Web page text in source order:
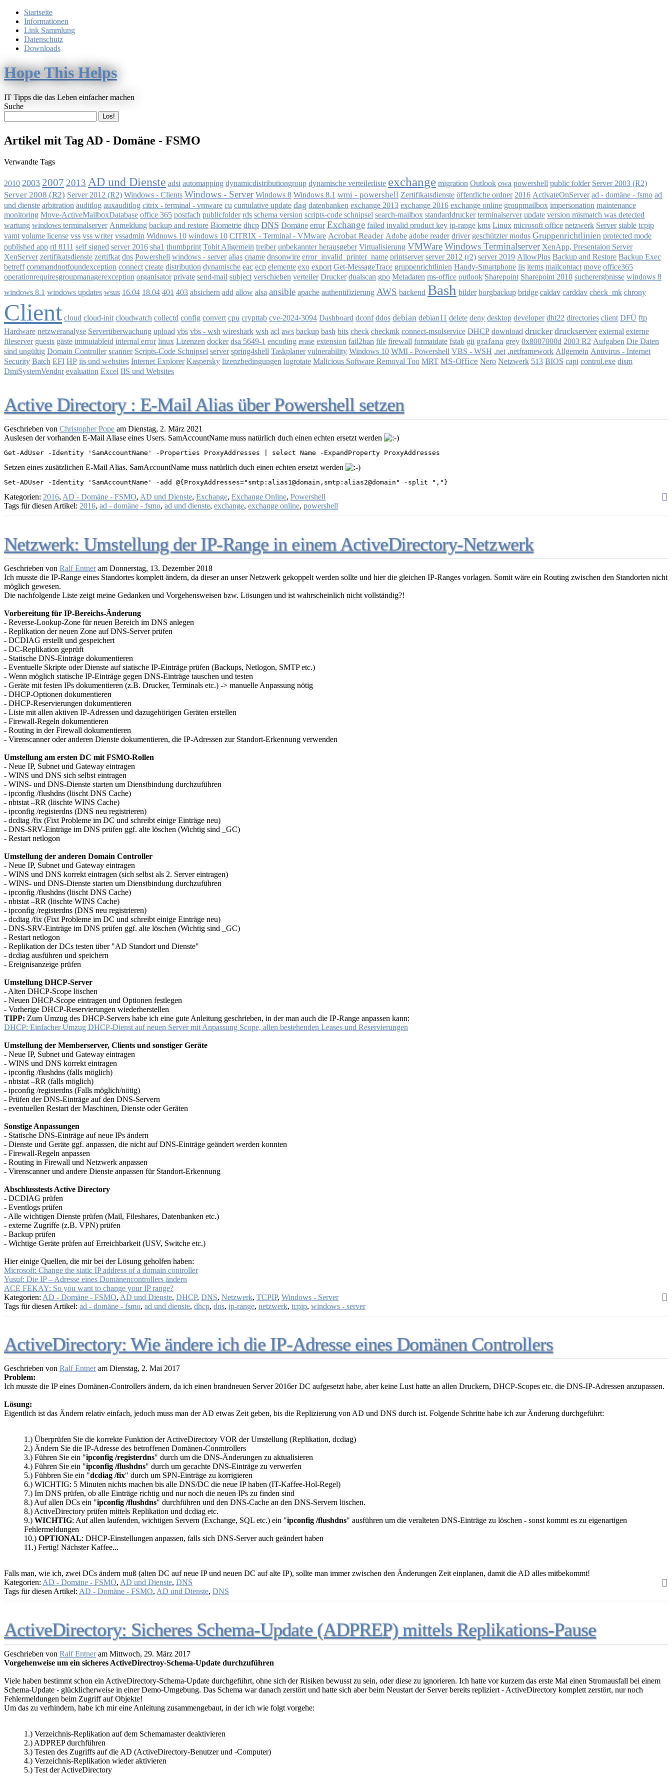
Startseite
Informationen
Link Sammlung
Datenschutz
Downloads
Hope This Helps
IT Tipps die das Leben einfacher machen
Suche
Artikel mit Tag AD - Domäne - FSMO
Verwandte Tags
2010 2003 2007 2013 AD und Dienste adsi automapping dynamicdistributiongroup dynamische verteilerliste exchange migration Outlook owa powershell public folder Server 2003 (R2)
Server 2008 (R2) Server 2012 (R2) Windows - Clients Windows - Server Windows 8 Windows 8.1 wmi - powershell Zertifikatsdienste öffentliche ordner 2016 ActivateOnServer ad - domäne - fsmo ad
und dienste arbitration auditlog auxauditlog citrix - terminal - vmware cu cumulative update dag datenbanken exchange 2013 exchange 2016 exchange online groupmailbox impersonation maintenance
monitoring Move-ActiveMailboxDatabase office 365 postfach publicfolder rds schema version scripts-code schnipsel search-mailbox standarddrucker terminalserver update version mismatch was detected
wartung windows terminalserver Anmeldung backup and restore Biometrie dhcp DNS Domäne error Exchange failed invalid product key ip-range kms Linux microsoft office netzwerk Server stable tcpip
vamt volume license vss vss writer vssadmin Widnows 10 windows 10 CITRIX - Terminal - VMware Acrobat Reader Adobe adobe reader driver geschützter modus Gruppenrichtlinien protected mode
published app rtl 8111 self signed server 2016 sha1 thumbprint Tobit Allgemein treiber unbekannter herausgeber Virtualisierung VMWareWindows Terminalserver XenApp, Presentaion Server
XenServer zertifikatsdienste zertifkat dns Powershell windows - server alias cname dnsonwire error_invalid_printer_name printserver server 2012 (r2) server 2019 AllowPlus Backup and Restore Backup Exec
betreff commandnotfoundexception connect create distribution dynamische eac ecp elemente exo export Get-MessageTrace gruppenrichtlinien Handy-Smartphone iis items mailcontact move office365
operationrequiresgroupmanagerexception organisator private send-mail subject verschieben verteiler Drucker dualscan gpo Metadaten ms-office outlook Sharepoint Sharepoint 2010 sucherergbnisse windows 8
windows 8.1 windows updates wsus 16.04 18.04 401 403 absichern add allow alsa ansible apache authentifizierung AWS backend Bash bilder borgbackup bridge caldav carddav check_mk chrony
Client cloud cloud-init cloudwatch collectd config convert cpu crypttab cve-2024-3094 Dashboard dconf ddos debian debian11 delete deny desktop developer dht22 directories client DFÜ ftp
Hardware netzweranalyse Serverüberwachung upload vbs vbs - wsh wireshark wsh acl aws backup bash bits check checkmk connect-msolservice DHCP download drucker druckserver external externe
fileserver guests gäste immutableid internal error linux Lizenzen docker dsa 5649-1 encoding erase extension fail2ban file firewall formatdate fstab git grafana grey 0x8007000d 2003 R2 Aufgaben Die Daten
sind ungültig Domain Controller scanner Scripts-Code Schnipsel server spring4shell Taskplaner vulnerability Windows 10 WMI - Powershell VBS - WSH .net .netframework Allgemein Antivirus - Internet
Security Batch EFI HP iis und websites Internet Explorer Kaspersky lizenzbedingungen logrotate Malicious Software Removal Too MRT MS-Office Nero Netzwerk 513 BIOS capi control.exe dism
DmiSystemVendor evaluation Excel IIS und Websites
Active Directory : E-Mail Alias über Powershell setzen
Geschrieben von Christopher Pope am Dienstag, 2. März 2021
Auslesen der vorhanden E-Mail Aliase eines Users. SamAccountName muss natürlich duch einen echten ersetzt werden
Get-AdUser -Identity 'SamAccountName' -Properties ProxyAddresses | select Name -ExpandProperty ProxyAddresses
Setzen eines zusätzlichen E-Mail Alias. SamAccountName muss natürlich duch einen echten ersetzt werden
Set-ADUser -Identity 'SamAccountName' -add @{ProxyAddresses="smtp:alias1@domain,smtp:alias2@domain" -split ","}
Kategorien: 2016, AD - Domäne - FSMO, AD und Dienste, Exchange, Exchange Online, Powershell
Tags für diesen Artikel: 2016, ad - domäne - fsmo, ad und dienste, exchange, exchange online, powershell
Netzwerk: Umstellung der IP-Range in einem ActiveDirectory-Netzwerk
Geschrieben von Ralf Entneram Donnerstag, 13. Dezember 2018
Ich musste die IP-Range eines Standortes komplett ändern, da dieser an unser Netzwerk gekoppelt werden sollte und hier die gleichen IP-Ranges vorlagen. Somit wäre ein Routing zwischen den Standorten nicht
möglich gewesen.
Die nachfolgende Liste zeigt meine Gedanken und Vorgehensweisen bzw. Lösungen und ist wahrscheinlich nicht vollständig?!
Vorbereitung für IP-Bereichs-Änderung
- Reverse-Lookup-Zone für neuen Bereich im DNS anlegen
- Replikation der neuen Zone auf DNS-Server prüfen
- DCDIAG erstellt und gespeichert
- DC-Replikation geprüft
- Statische DNS-Einträge dokumentieren
- Eventuelle Skripte oder Dienste auf statische IP-Einträge prüfen (Backups, Netlogon, SMTP etc.)
- Wenn möglich statische IP-Einträge gegen DNS-Einträge tauschen und testen
- Geräte mit festen IPs dokumentieren (z.B. Drucker, Terminals etc.) -> manuelle Anpassung nötig
- DHCP-Optionen dokumentieren
- DHCP-Reservierungen dokumentieren
- Liste mit allen aktiven IP-Adressen und dazugehörigen Geräten erstellen
- Firewall-Regeln dokumentieren
- Routing in der Firewall dokumentieren
- Virenscanner oder anderen Dienste dokumentieren, die IP-Adressen zur Standort-Erkennung verwenden
Umstellung am ersten DC mit FSMO-Rollen
- Neue IP, Subnet und Gateway eintragen
- WINS und DNS sich selbst eintragen
- WINS- und DNS-Dienste starten um Dienstbindung durchzuführen
- ipconfig /flushdns (löscht DNS Cache)
- nbtstat –RR (löschte WINS Cache)
- ipconfig /registerdns (DNS neu registrieren)
- dcdiag /fix (Fixt Probleme im DC und schreibt einige Einträge neu)
- DNS-SRV-Einträge im DNS prüfen ggf. alte löschen (Wichtig sind _GC)
- Restart netlogon
Umstellung der anderen Domain Controller
- Neue IP, Subnet und Gateway eintragen
- WINS und DNS korrekt eintragen (sich selbst als 2. Server eintragen)
- WINS- und DNS-Dienste starten um Dienstbindung durchzuführen
- ipconfig /flushdns (löscht DNS Cache)
- nbtstat –RR (löschte WINS Cache)
- ipconfig /registerdns (DNS neu registrieren)
- dcdiag /fix (Fixt Probleme im DC und schreibt einige Einträge neu)
- DNS-SRV-Einträge im DNS prüfen ggf. alte löschen (Wichtig sind _GC)
- Restart netlogon
- Replikation der DCs testen über "AD Standort und Dienste"
- dcdiag ausführen und speichern
- Ereignisanzeige prüfen
Umstellung DHCP-Server
- Alten DHCP-Scope löschen
- Neuen DHCP-Scope eintragen und Optionen festlegen
- Vorherige DHCP-Reservierungen wiederherstellen
TIPP: Zum Umzug des DHCP-Servers habe ich eine gute Anleitung geschrieben, in der man auch die IP-Range anpassen kann:
DHCP: Einfacher Umzug DHCP-Dienst auf neuen Server mit Anpassung Scope, allen bestehenden Leases und Reservierungen
Umstellung der Memberserver, Clients und sonstiger Geräte
- Neue IP, Subnet und Gateway eintragen
- WINS und DNS korrekt eintragen
- ipconfig /flushdns (falls möglich)
- nbtstat –RR (falls möglich)
- ipconfig /registerdns (Falls möglich/nötig)
- Prüfen der DNS-Einträge auf den DNS-Servern
- eventuellen Restart der Maschinen, Dienste oder Geräten
Sonstige Anpassungen
- Statische DNS-Einträge auf neue IPs ändern
- Dienste und Geräte ggf. anpassen, die nicht auf DNS-Einträge geändert werden konnten
- Firewall-Regeln anpassen
- Routing in Firewall und Netzwerk anpassen
- Virenscanner und andere Dienste anpassen für Standort-Erkennung
Abschlusstests Active Directory
- DCDIAG prüfen
- Eventlogs prüfen
- Alle wichtigen Dienste prüfen (Mail, Fileshares, Datenbanken etc.)
- externe Zugriffe (z.B. VPN) prüfen
- Backup prüfen
- Wichtige Geräte prüfen auf Erreichbarkeit (USV, Switche etc.)
Hier einige Quellen, die mir bei der Lösung geholfen haben:
Microsoft: Change the static IP address of a domain controller
Yusuf: Die IP – Adresse eines Domänencontrollers ändern
ACE FEKAY: So you want to change your IP range?
Kategorien: AD - Domäne - FSMO, AD und Dienste, DHCP, DNS, Netzwerk, TCPIP, Windows - Server
Tags für diesen Artikel: ad - domäne - fsmo, ad und dienste, dhcp, dns, ip-range, netzwerk, tcpip, windows - server
ActiveDirectory: Wie ändere ich die IP-Adresse eines Domänen Controllers
Geschrieben von Ralf Entneram Dienstag, 2. Mai 2017
Problem:
Ich musste die IP eines Domänen-Controllers ändern, da ich einen brandneuen Server 2016er DC aufgesetzt habe, aber keine Lust hatte an allen Druckern, DHCP-Scopes etc. die DNS-IP-Adressen anzupassen.
Lösung:
Eigentlich ist das Ändern relativ einfach, jedoch muss man der AD etwas Zeit geben, bis die Replizierung von AD und DNS durch ist. Folgende Schritte habe ich zur Änderung durchgeführt:
1.) Überprüfen Sie die korrekte Funktion der ActiveDirectory VOR der Umstellung (Replikation, dcdiag)
2.) Ändern Sie die IP-Adresse des betroffenen Domänen-Conmtrollers
3.) Führen Sie ein "ipconfig /registerdns" durch um die DNS-Änderungen zu aktualisieren
4.) Führen Sie ein "ipconfig /flushdns" durch um gecachte DNS-Einträge zu verwerfen
5.) Fühbren Sie ein "dcdiag /fix" durch um SPN-Einträge zu korrigieren
6.) WICHTIG: 5 Minuten nichts machen bis alle DNS/DC die neue IP haben (IT-Kaffee-Hol-Regel)
7.) Im DNS prüfen, ob alle Einträge richtig und nur noch die neuen IPs zu finden sind
8.) Auf allen DCs ein "ipconfig /flushdns" durchführen und den DNS-Cache an den DNS-Servern löschen.
8.) ActiveDirectory prüfen mittels Replikation und dcdiag etc.
9.) WICHTIG: Auf allen laufenden, wichtigen Servern (Exchange, SQL etc.) ein "ipconfig /flushdns" ausführen um die veralteten DNS-Einträge zu löschen - sonst kommt es zu eigenartigen
Fehlermeldungen
10.) OPTIONAL: DHCP-Einstellungen anpassen, falls sich DNS-Server auch geändert haben
11.) Fertig! Nächster Kaffee...
Falls man, wie ich, zwei DCs ändern muß (alten DC auf neue IP und neuen DC auf alte IP), sollte man immer zwischen den Änderungen Zeit einplanen, damit die AD alles mitbekommt!
Kategorien: AD - Domäne - FSMO, AD und Dienste, DNS
Tags für diesen Artikel: AD - Domäne - FSMO, AD und Dienste, DNS
ActiveDirectory: Sicheres Schema-Update (ADPREP) mittels Replikations-Pause
Geschrieben von Ralf Entneram Mittwoch, 29. März 2017
Vorgehenweise um ein sicheres ActiveDirectroy-Schema-Update durchzuführen
Viele haben bestimmt schon ein ActiveDirectory-Schema-Update durchgeführt, ohne sich der Risiken bewusst zu sein, oder diese zu ignorieren. Ich hatte vor kurzem das erste Mal einen Stromausfall bei einem
Schema-Update - glücklicherweise in einer Demo-Umgebung. Das Schema war danach zerstört und hatte sich aber beim Neustart der Server bereits repliziert - ActiveDirectory komplett zerstört, nur noch
Fehlermeldungen beim Zugriff auf Objekte!
Um das zu verhindern, habe ich mir eine Anleitung zusammengebaut, in der ich wie folgt vorgehe:
1.) Verzeichnis-Replikation auf dem Schemamaster deaktivieren
2.) ADPREP durchführen
3.) Testen des Zugriffs auf die AD (ActiveDirectory-Benutzer und -Computer)
4.) Verzeichnis-Replikation wieder aktivieren
5.) Test der ActiveDirectory